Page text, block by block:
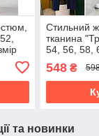
Стильний
тканина
54, 56, 58,
548₴
та новинки